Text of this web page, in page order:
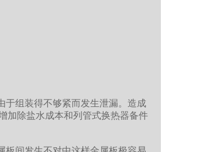
组装得不够紧而发生泄漏。造成
加除盐水成本和列管式换热器备件